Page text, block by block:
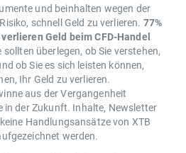
und beinhalten wegen der
schnell Geld zu verlieren. 77%
Geld beim CFD-Handel
sollten überlegen, ob Sie verstehen,
ob Sie es sich leisten können,
Ihr Geld zu verlieren.
aus der Vergangenheit
in der Zukunft. Inhalte, Newsletter
Handlungsansätze von XTB
werden.